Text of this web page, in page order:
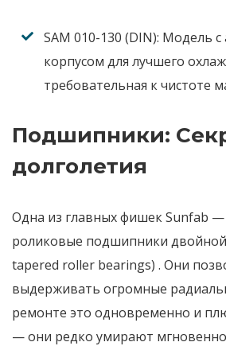
SAM 010-130 (DIN): Модель
корпусом для лучшего
требовательная к чистоте
Подшипники:
долголетия
Одна из главных фишек Sunfab —
роликовые подшипники
tapered roller bearings) . Они
выдерживать огромные
ремонте это одновременно и
— они редко умирают